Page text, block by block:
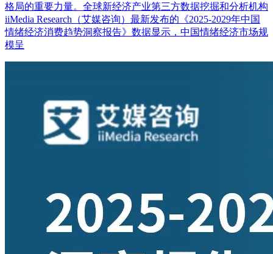
格局的重要力量。全球新经济产业第三方数据挖掘和分析机构
iiMedia Research（艾媒咨询）最新发布的《2025-2029年中国
情绪经济消费趋势洞察报告》数据显示，中国情绪经济市场规
模呈